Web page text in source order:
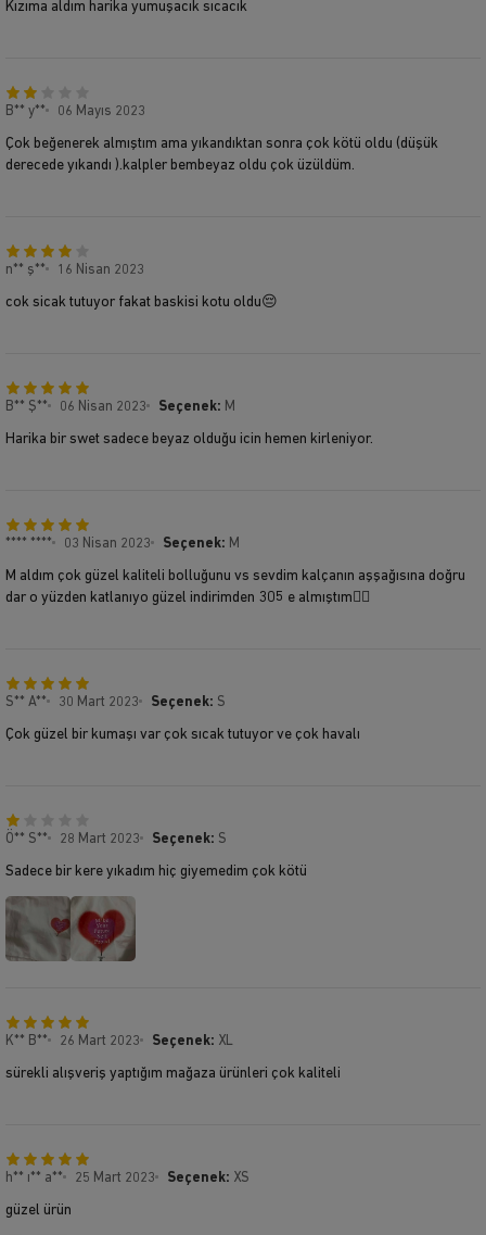
Kızıma aldım harika yumuşacık sıcacık
B** y** 06 Mayıs 2023
Çok beğenerek almıştım ama yıkandıktan sonra çok kötü oldu (düşük
derecede yıkandı ).kalpler bembeyaz oldu çok üzüldüm.
n** ş** 16 Nisan 2023
cok sicak tutuyor fakat baskisi kotu oldu😔
B** Ş** 06 Nisan 2023 Seçenek: M
Harika bir swet sadece beyaz olduğu icin hemen kirleniyor.
**** **** 03 Nisan 2023 Seçenek: M
M aldım çok güzel kaliteli bolluğunu vs sevdim kalçanın aşşağısına doğru
dar o yüzden katlanıyo güzel indirimden 305 e almıştım👍🏼
S** A** 30 Mart 2023 Seçenek: S
Çok güzel bir kumaşı var çok sıcak tutuyor ve çok havalı
Ö** S** 28 Mart 2023 Seçenek: S
Sadece bir kere yıkadım hiç giyemedim çok kötü
K** B** 26 Mart 2023 Seçenek: XL
sürekli alışveriş yaptığım mağaza ürünleri çok kaliteli
h** ı** a** 25 Mart 2023 Seçenek: XS
güzel ürün